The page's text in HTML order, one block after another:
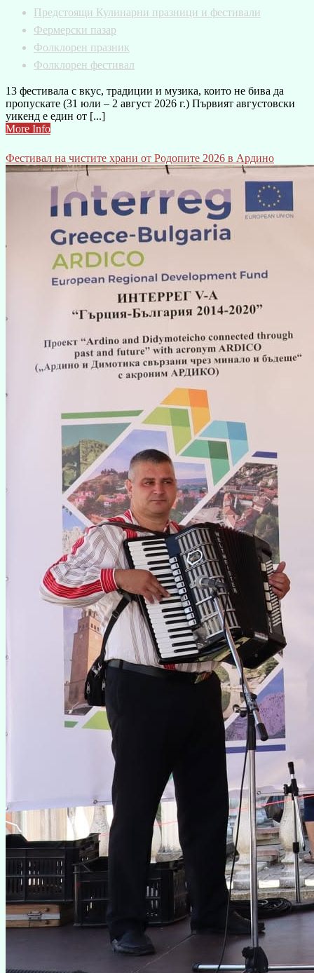
Предстоящи Кулинарни празници и фестивали
Фермерски пазар
Фолклорен празник
Фолклорен фестивал
13 фестивала с вкус, традиции и музика, които не бива да
пропускате (31 юли – 2 август 2026 г.) Първият августовски
уикенд е един от [...]
More Info
Фестивал на чистите храни от Родопите 2026 в Ардино